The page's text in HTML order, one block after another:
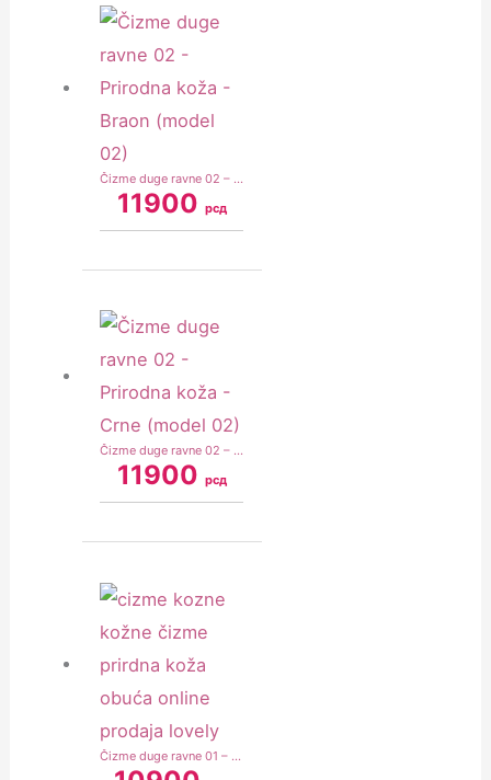
Čizme duge ravne 02 – Prirodna koža – Braon (model 02)
11900 рсд
Čizme duge ravne 02 – Prirodna koža – Crne (model 02)
11900 рсд
Čizme duge ravne 01 – Prirodna koža – Bež (model 01)